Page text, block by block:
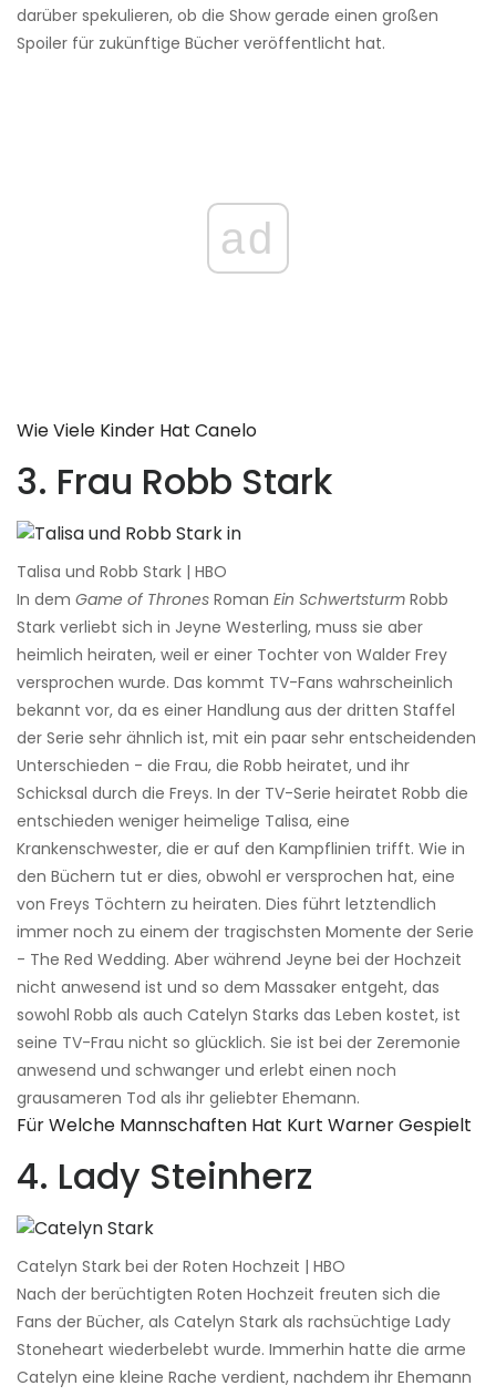
darüber spekulieren, ob die Show gerade einen großen
Spoiler für zukünftige Bücher veröffentlicht hat.
ad
Wie Viele Kinder Hat Canelo
3. Frau Robb Stark
Talisa und Robb Stark | HBO
In dem Game of Thrones Roman Ein Schwertsturm Robb
Stark verliebt sich in Jeyne Westerling, muss sie aber
heimlich heiraten, weil er einer Tochter von Walder Frey
versprochen wurde. Das kommt TV-Fans wahrscheinlich
bekannt vor, da es einer Handlung aus der dritten Staffel
der Serie sehr ähnlich ist, mit ein paar sehr entscheidenden
Unterschieden - die Frau, die Robb heiratet, und ihr
Schicksal durch die Freys. In der TV-Serie heiratet Robb die
entschieden weniger heimelige Talisa, eine
Krankenschwester, die er auf den Kampflinien trifft. Wie in
den Büchern tut er dies, obwohl er versprochen hat, eine
von Freys Töchtern zu heiraten. Dies führt letztendlich
immer noch zu einem der tragischsten Momente der Serie
- The Red Wedding. Aber während Jeyne bei der Hochzeit
nicht anwesend ist und so dem Massaker entgeht, das
sowohl Robb als auch Catelyn Starks das Leben kostet, ist
seine TV-Frau nicht so glücklich. Sie ist bei der Zeremonie
anwesend und schwanger und erlebt einen noch
grausameren Tod als ihr geliebter Ehemann.
Für Welche Mannschaften Hat Kurt Warner Gespielt
4. Lady Steinherz
Catelyn Stark bei der Roten Hochzeit | HBO
Nach der berüchtigten Roten Hochzeit freuten sich die
Fans der Bücher, als Catelyn Stark als rachsüchtige Lady
Stoneheart wiederbelebt wurde. Immerhin hatte die arme
Catelyn eine kleine Rache verdient, nachdem ihr Ehemann